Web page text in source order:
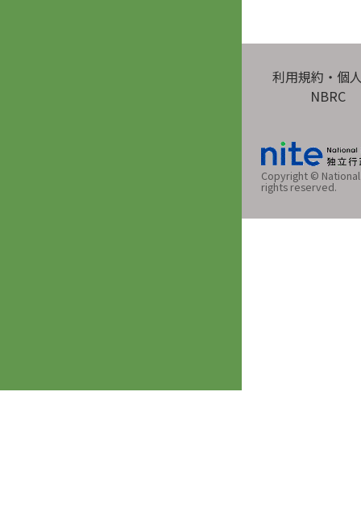
利用規約・個
NBRC
Copyright ©
rights reserved.